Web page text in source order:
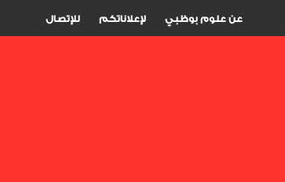
للإتصال لإعلاناتكم عن علوم بوظبي